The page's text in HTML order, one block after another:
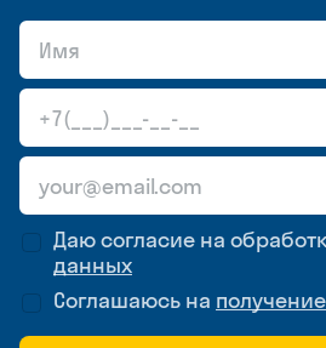
Даю согласие на
данных
Соглашаюсь на